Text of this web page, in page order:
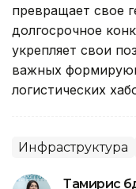
превращает свое
долгосрочное
укрепляет свои
важных
логистических
Инфраструктура
Тамирис